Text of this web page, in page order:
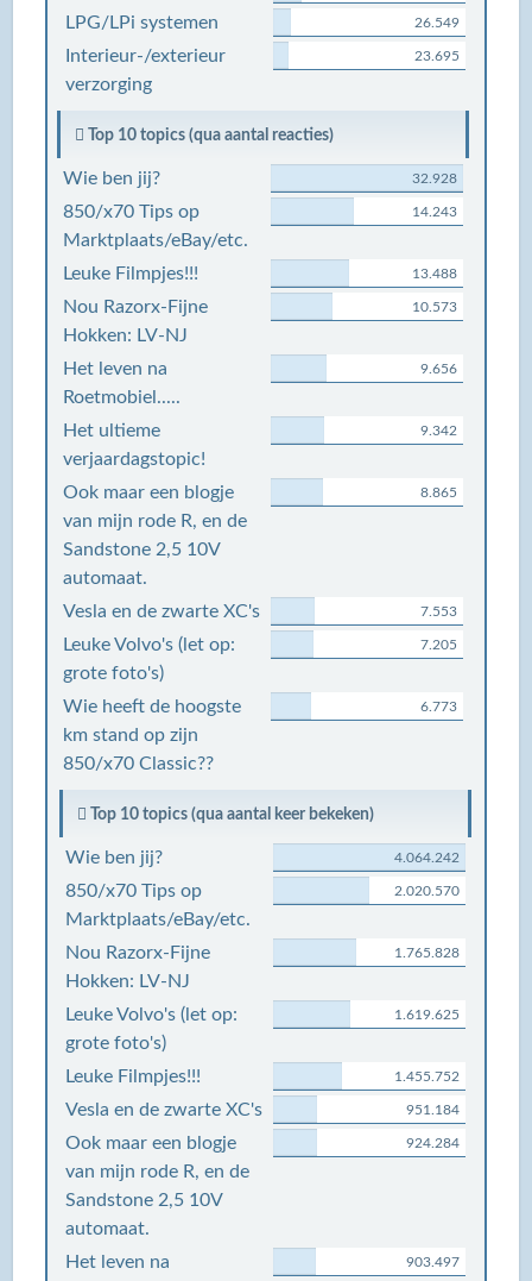
LPG/LPi systemen 26.549
Interieur-/exterieur
verzorging
23.695
Top 10 topics (qua aantal reacties)
Wie ben jij? 32.928
850/x70 Tips op
Marktplaats/eBay/etc.
14.243
Leuke Filmpjes!!! 13.488
Nou Razorx-Fijne
Hokken: LV-NJ
10.573
Het leven na
Roetmobiel.....
9.656
Het ultieme
verjaardagstopic!
9.342
Ook maar een blogje
van mijn rode R, en de
Sandstone 2,5 10V
automaat.
8.865
Vesla en de zwarte XC's 7.553
Leuke Volvo's (let op:
grote foto's)
7.205
Wie heeft de hoogste
km stand op zijn
850/x70 Classic??
6.773
Top 10 topics (qua aantal keer bekeken)
Wie ben jij? 4.064.242
850/x70 Tips op
Marktplaats/eBay/etc.
2.020.570
Nou Razorx-Fijne
Hokken: LV-NJ
1.765.828
Leuke Volvo's (let op:
grote foto's)
1.619.625
Leuke Filmpjes!!! 1.455.752
Vesla en de zwarte XC's 951.184
Ook maar een blogje
van mijn rode R, en de
Sandstone 2,5 10V
automaat.
924.284
Het leven na 903.497